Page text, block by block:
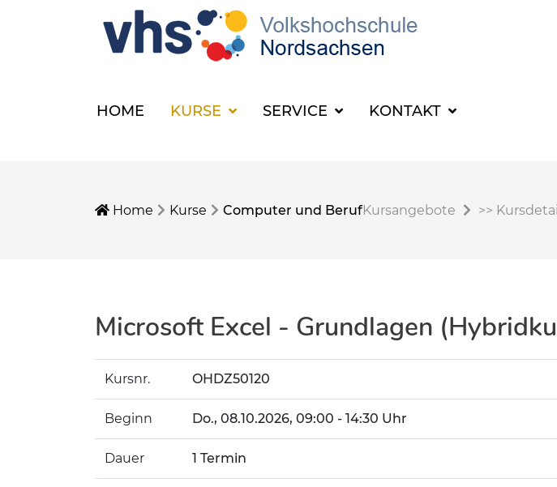
HOME KURSE SERVICE KONTAKT
Home Kurse Computer und BerufKursangebote >>
Microsoft Excel - Grundlagen
Kursnr. OHDZ50120
Beginn Do., 08.10.2026, 09:00 - 14:30 Uhr
Dauer 1 Termin